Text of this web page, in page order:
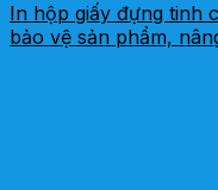
In hộp giấy đựng tinh
bảo vệ sản phẩm,